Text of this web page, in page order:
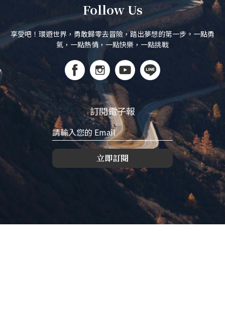
Follow Us
享受吧！環遊世界，勇敢歸零去冒險，踏出夢想的第一步。一點勇
氣，一點熱情，一點快樂，一點挑戰
訂閱電子報
立即訂閱